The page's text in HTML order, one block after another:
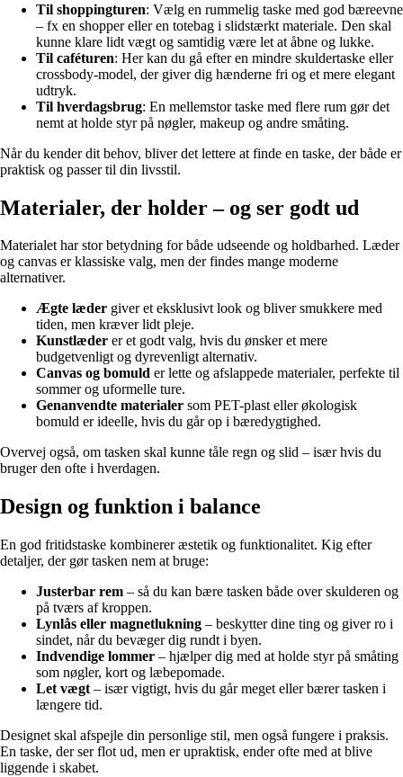
Til shoppingturen: Vælg en rummelig taske med god bæreevne
– fx en shopper eller en totebag i slidstærkt materiale. Den skal
kunne klare lidt vægt og samtidig være let at åbne og lukke.
Til caféturen: Her kan du gå efter en mindre skuldertaske eller
crossbody-model, der giver dig hænderne fri og et mere elegant
udtryk.
Til hverdagsbrug: En mellemstor taske med flere rum gør det
nemt at holde styr på nøgler, makeup og andre småting.
Når du kender dit behov, bliver det lettere at finde en taske, der både er
praktisk og passer til din livsstil.
Materialer, der holder – og ser godt ud
Materialet har stor betydning for både udseende og holdbarhed. Læder
og canvas er klassiske valg, men der findes mange moderne
alternativer.
Ægte læder giver et eksklusivt look og bliver smukkere med
tiden, men kræver lidt pleje.
Kunstlæder er et godt valg, hvis du ønsker et mere
budgetvenligt og dyrevenligt alternativ.
Canvas og bomuld er lette og afslappede materialer, perfekte til
sommer og uformelle ture.
Genanvendte materialer som PET-plast eller økologisk
bomuld er ideelle, hvis du går op i bæredygtighed.
Overvej også, om tasken skal kunne tåle regn og slid – især hvis du
bruger den ofte i hverdagen.
Design og funktion i balance
En god fritidstaske kombinerer æstetik og funktionalitet. Kig efter
detaljer, der gør tasken nem at bruge:
Justerbar rem – så du kan bære tasken både over skulderen og
på tværs af kroppen.
Lynlås eller magnetlukning – beskytter dine ting og giver ro i
sindet, når du bevæger dig rundt i byen.
Indvendige lommer – hjælper dig med at holde styr på småting
som nøgler, kort og læbepomade.
Let vægt – især vigtigt, hvis du går meget eller bærer tasken i
længere tid.
Designet skal afspejle din personlige stil, men også fungere i praksis.
En taske, der ser flot ud, men er upraktisk, ender ofte med at blive
liggende i skabet.